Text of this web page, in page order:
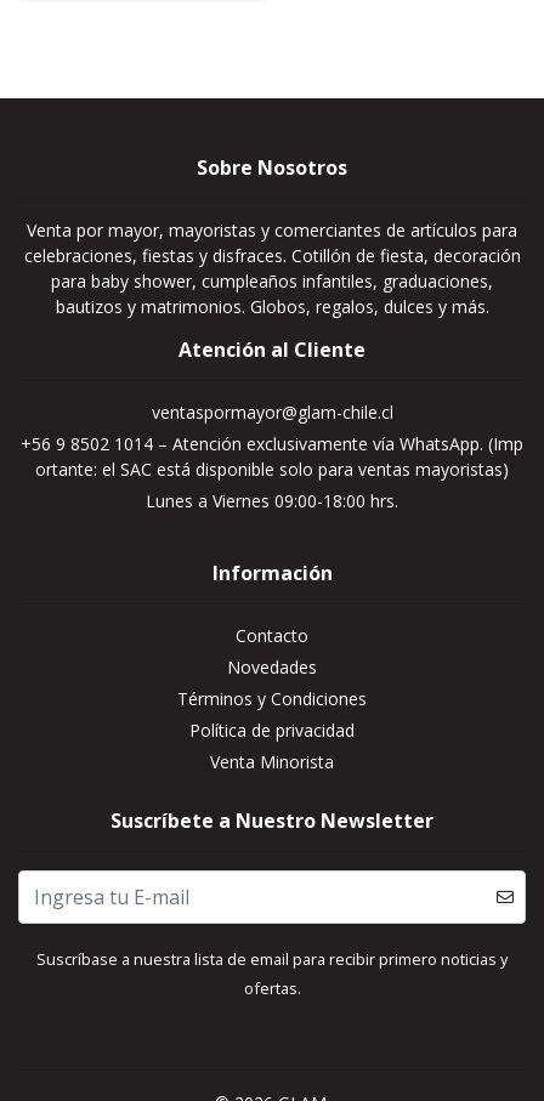
Sobre Nosotros
Venta por mayor, mayoristas y comerciantes de artículos para
celebraciones, fiestas y disfraces. Cotillón de fiesta, decoración
para baby shower, cumpleaños infantiles, graduaciones,
bautizos y matrimonios. Globos, regalos, dulces y más.
Atención al Cliente
ventaspormayor@glam-chile.cl
+56 9 8502 1014 – Atención exclusivamente vía WhatsApp. (Imp
ortante: el SAC está disponible solo para ventas mayoristas)
Lunes a Viernes 09:00-18:00 hrs.
Información
Contacto
Novedades
Términos y Condiciones
Política de privacidad
Venta Minorista
Suscríbete a Nuestro Newsletter
Suscríbase a nuestra lista de email para recibir primero noticias y
ofertas.